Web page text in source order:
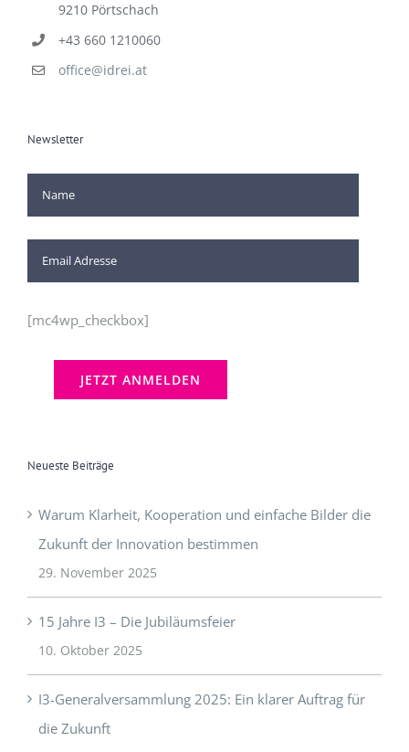
9210 Pörtschach
+43 660 1210060
office@idrei.at
Newsletter
[mc4wp_checkbox]
Neueste Beiträge
Warum Klarheit, Kooperation und einfache Bilder die
Zukunft der Innovation bestimmen
29. November 2025
15 Jahre I3 – Die Jubiläumsfeier
10. Oktober 2025
I3-Generalversammlung 2025: Ein klarer Auftrag für
die Zukunft